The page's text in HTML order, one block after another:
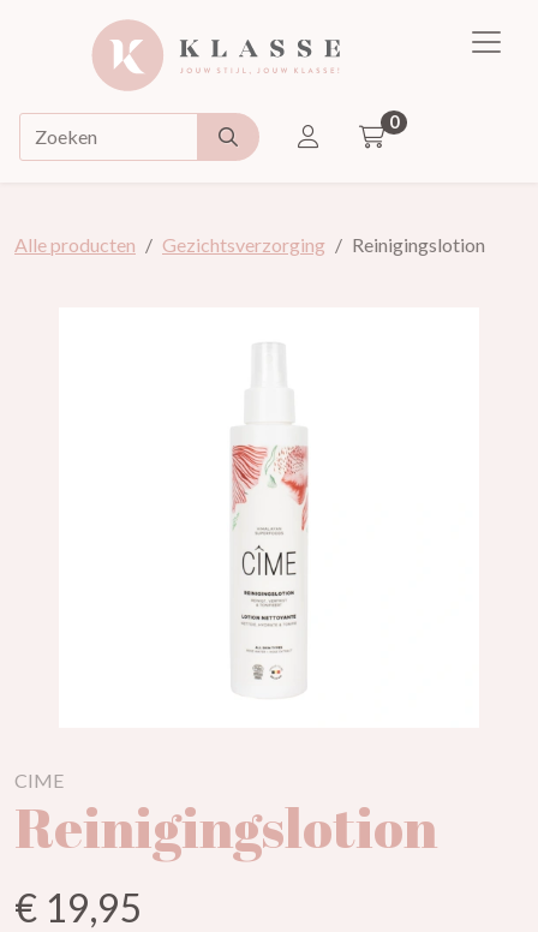
Klasse
Doorzoek de webshop
ACCOUNT
0
Alle producten Gezichtsverzorging Reinigingslotion
CIME
Reinigingslotion
€ 19,95